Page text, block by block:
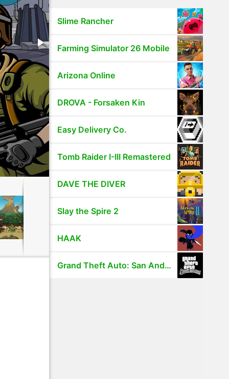
Slime Rancher
Farming Simulator 26 Mobile
Arizona Online
DROVA - Forsaken Kin
Easy Delivery Co.
Tomb Raider I-III Remastered
DAVE THE DIVER
Slay the Spire 2
HAAK
Grand Theft Auto: San Andreas